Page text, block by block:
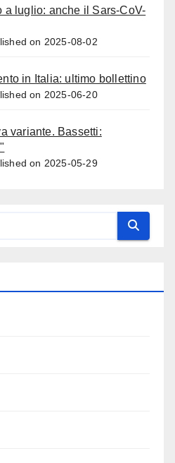
a luglio: anche il Sars-CoV-
on 2025-08-02
in Italia: ultimo bollettino
on 2025-06-20
variante. Bassetti:
on 2025-05-29